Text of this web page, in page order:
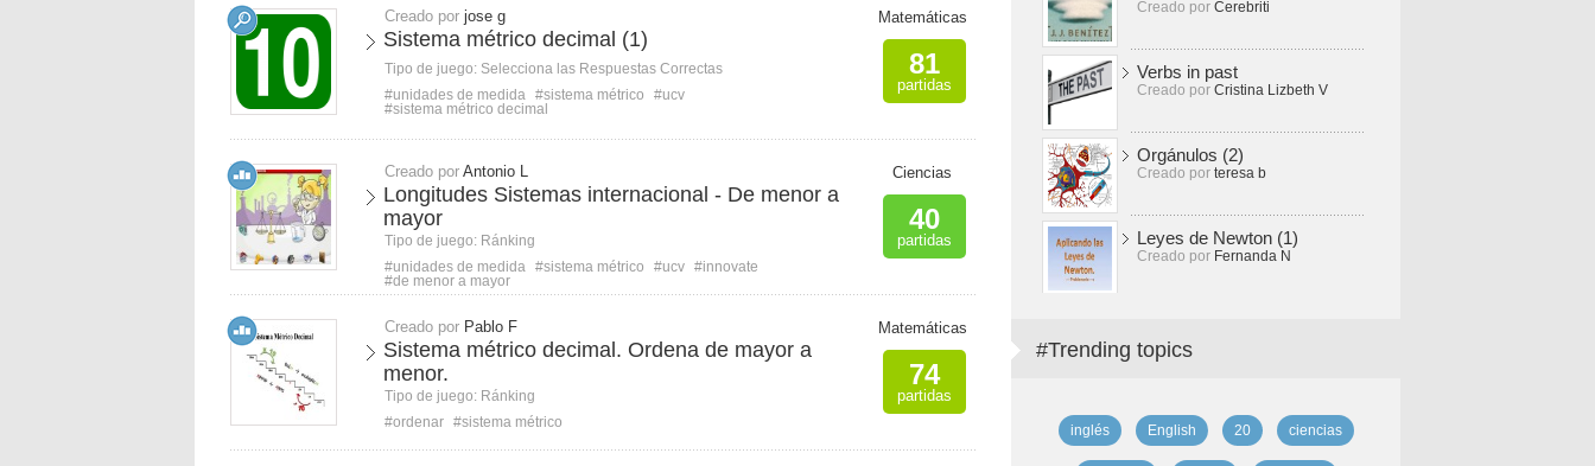
Creado por jose g
Sistema métrico decimal (1)
Tipo de juego: Selecciona las Respuestas Correctas
#unidades de medida #sistema métrico
#ucv
#sistema métrico decimal
Matemáticas
81
partidas
Creado por Antonio L
Longitudes Sistemas internacional - De menor a
mayor
Tipo de juego: Ránking
#unidades de medida #sistema métrico #ucv #innovate
#de menor a mayor
Ciencias
40
partidas
Creado por Pablo F
Sistema métrico decimal. Ordena de mayor a
menor.
Tipo de juego: Ránking
#ordenar #sistema métrico
Matemáticas
74
partidas
Creado por Cerebriti
Verbs in past
Creado por Cristina Lizbeth V
Orgánulos (2)
Creado por teresa b
Leyes de Newton (1)
Creado por Fernanda N
#Trending topics
inglés English 20 ciencias